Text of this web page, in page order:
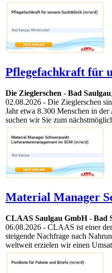
Pflegefachkraft für
Die Zieglerschen - Bad Saulgau,
02.08.2026 - Die Zieglerschen
Jahr etwa 8.300 Menschen in
suchen wir Sie zum
Material Manager
CLAAS Saulgau GmbH- Bad
06.08.2026 - CLAAS ist einer
steigende Nachfrage nach
weltweit erzielen wir einen